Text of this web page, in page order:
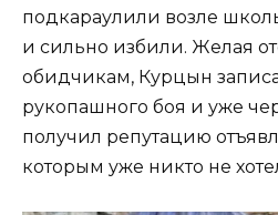
подкараулили возле
и сильно избили. Желая
обидчикам, Курцын
рукопашного боя и уже
получил репутацию
которым уже никто не